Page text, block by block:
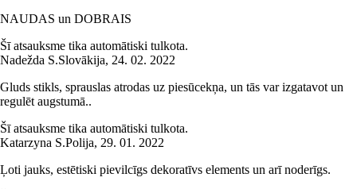
NAUDAS un DOBRAIS
Šī atsauksme tika automātiski tulkota.
Nadežda S.Slovākija, 24. 02. 2022
Gluds stikls, sprauslas atrodas uz piesūcekņa, un tās var izgatavot un
regulēt augstumā..
Šī atsauksme tika automātiski tulkota.
Katarzyna S.Polija, 29. 01. 2022
Ļoti jauks, estētiski pievilcīgs dekoratīvs elements un arī noderīgs.